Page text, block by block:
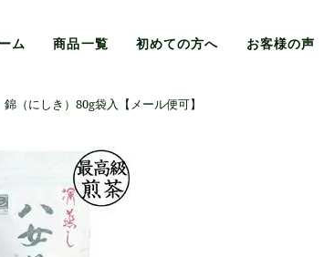
ム 商品一覧 初めての方へ お客様の声
（にしき）80g袋入【メール便可】